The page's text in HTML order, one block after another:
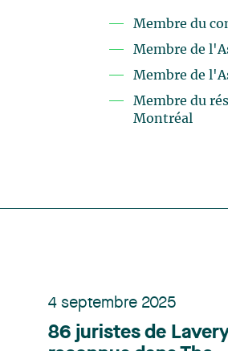
Membre du
Membre de
Membre de
Membre du
Montréal
4 septembre 2025
86 juristes de